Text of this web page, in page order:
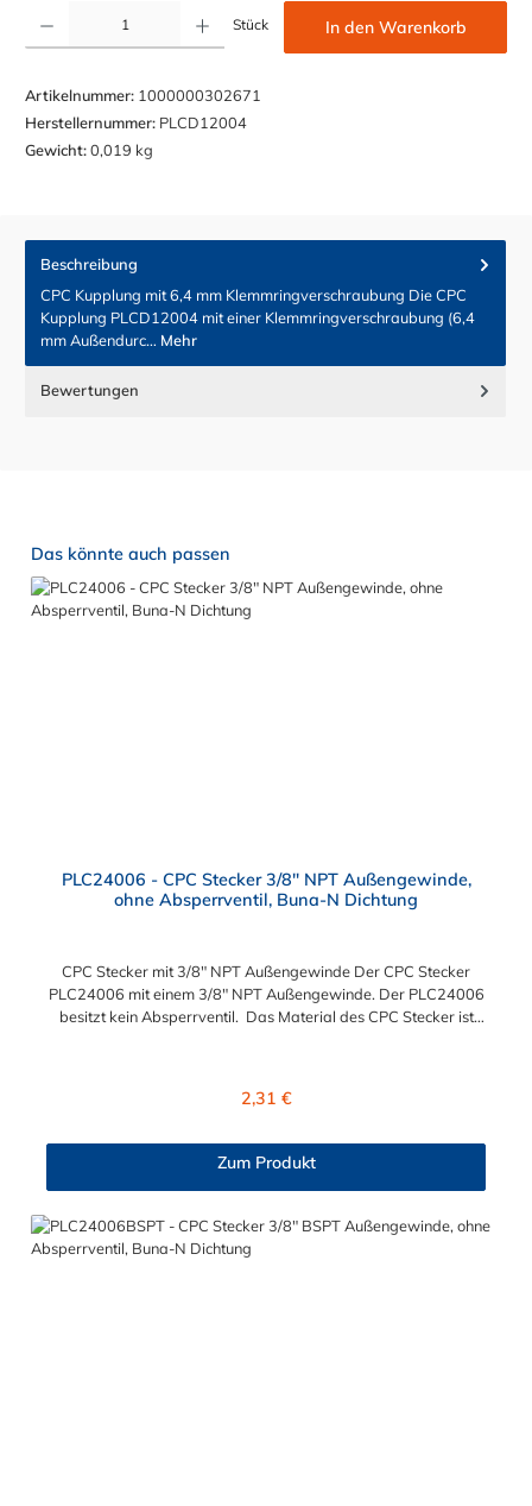
Produkt Anzahl: Gib den gewünschten Wert ein oder benutze die Schaltflächen um die Anzahl
Stück In den Warenkorb
Artikelnummer: 1000000302671
Herstellernummer: PLCD12004
Gewicht:0,019 kg
Beschreibung
CPC Kupplung mit 6,4 mm Klemmringverschraubung Die CPC
Kupplung PLCD12004 mit einer Klemmringverschraubung (6,4
mm Außendurc… Mehr
Bewertungen
Produktgalerie überspringen
Das könnte auch passen
PLC24006 - CPC Stecker 3/8" NPT Außengewinde,
ohne Absperrventil, Buna-N Dichtung
CPC Stecker mit 3/8" NPT Außengewinde Der CPC Stecker
PLC24006 mit einem 3/8" NPT Außengewinde. Der PLC24006
besitzt kein Absperrventil. Das Material des CPC Stecker ist
und LC- kombinieren. Die CPC-Serie bietet eine große Auswahl
anspruchsvollsten Anwendungen für Industrie, Biopharmazie,
Medizin und Verpackungsindustrie zu erfüllen. Die Colder
Products Company Serie ist ein leistungsstarkes,
hochzuverlässiges Steckverbindersystem, das eine
mechanische Verbindungen bietet. Es wird in einer Vielzahl von
Regulärer Preis:
2,31 €
Zum Produkt